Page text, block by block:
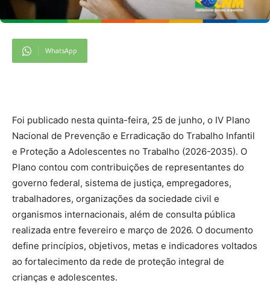
WhatsApp
Foi publicado nesta quinta-feira, 25 de junho, o IV Plano
Nacional de Prevenção e Erradicação do Trabalho Infantil
e Proteção a Adolescentes no Trabalho (2026-2035). O
Plano contou com contribuições de representantes do
governo federal, sistema de justiça, empregadores,
trabalhadores, organizações da sociedade civil e
organismos internacionais, além de consulta pública
realizada entre fevereiro e março de 2026. O documento
define princípios, objetivos, metas e indicadores voltados
ao fortalecimento da rede de proteção integral de
crianças e adolescentes.